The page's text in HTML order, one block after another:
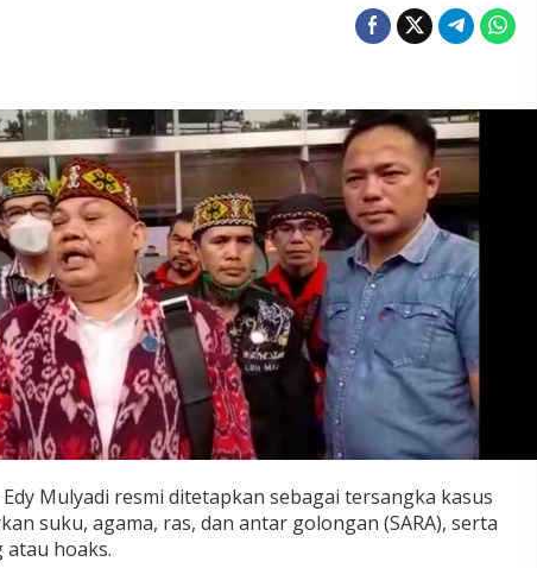
Mulyadi resmi ditetapkan sebagai tersangka kasus
suku, agama, ras, dan antar golongan (SARA), serta
hoaks.